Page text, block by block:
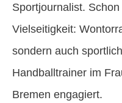
Sportjournalist.
Vielseitigkeit:
sondern auch
Handballtrainer im
Bremen engagiert.